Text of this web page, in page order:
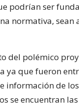
podrían ser
normativa,
del polémico
ya que fueron
información de
se encuentran